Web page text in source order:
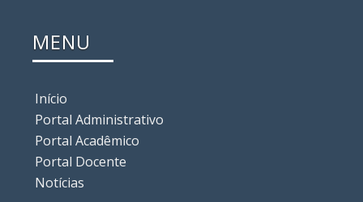
MENU
Início
Portal Administrativo
Portal Acadêmico
Portal Docente
Notícias